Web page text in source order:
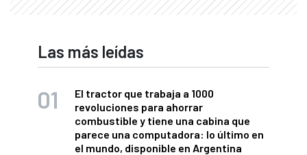
Las más leídas
El tractor que trabaja a 1000
revoluciones para ahorrar
combustible y tiene una cabina que
parece una computadora: lo último en
el mundo, disponible en Argentina